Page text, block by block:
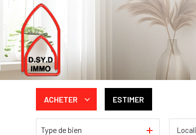
ACHETER
De l'ancien
ESTIMER
Type de bien